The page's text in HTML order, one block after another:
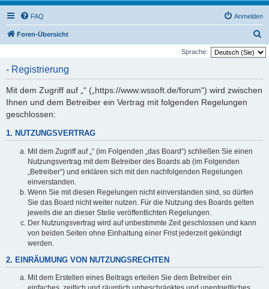
FAQ Anmelden
Foren-Übersicht
u
Sprache:
- Registrierung
Mit dem Zugriff auf „“ („https://www.wssoft.de/forum“) wird zwischen
Ihnen und dem Betreiber ein Vertrag mit folgenden Regelungen
geschlossen:
1. NUTZUNGSVERTRAG
Mit dem Zugriff auf „“ (im Folgenden „das Board“) schließen Sie einen
Nutzungsvertrag mit dem Betreiber des Boards ab (im Folgenden
„Betreiber“) und erklären sich mit den nachfolgenden Regelungen
einverstanden.
Wenn Sie mit diesen Regelungen nicht einverstanden sind, so dürfen
Sie das Board nicht weiter nutzen. Für die Nutzung des Boards gelten
jeweils die an dieser Stelle veröffentlichten Regelungen.
Der Nutzungsvertrag wird auf unbestimmte Zeit geschlossen und kann
von beiden Seiten ohne Einhaltung einer Frist jederzeit gekündigt
werden.
2. EINRÄUMUNG VON NUTZUNGSRECHTEN
Mit dem Erstellen eines Beitrags erteilen Sie dem Betreiber ein